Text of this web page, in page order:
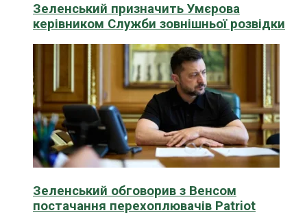
Зеленський призначить Умєрова
керівником Служби зовнішньої розвідки
Зеленський обговорив з Венсом
постачання перехоплювачів Patriot